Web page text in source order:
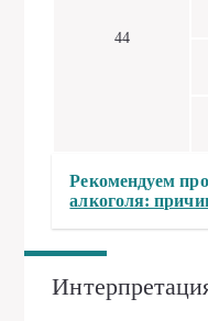
44
Рекомендуем
алкоголя: